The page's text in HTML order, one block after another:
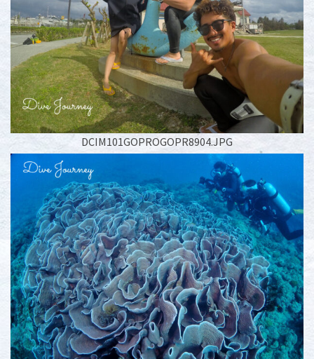
DCIM101GOPROGOPR8904.JPG